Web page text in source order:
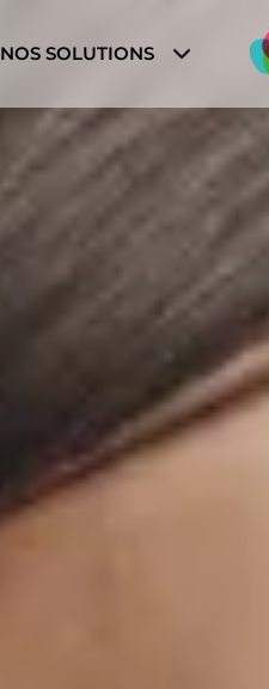
NOS SOLUTIONS